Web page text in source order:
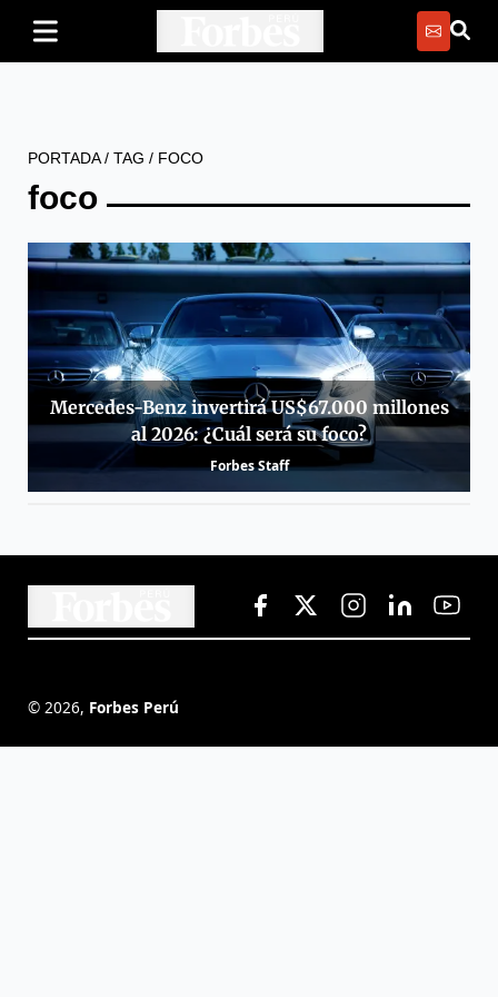
PORTADA/ TAG / FOCO
foco
Mercedes-Benz invertirá US$67.000 millones
al 2026: ¿Cuál será su foco?
Forbes Staff
© 2026, Forbes Perú